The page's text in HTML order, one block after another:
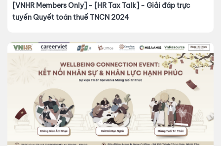
[VNHR Members Only] - [HR Tax Talk] - Giải đáp trực
tuyến Quyết toán thuế TNCN 2024